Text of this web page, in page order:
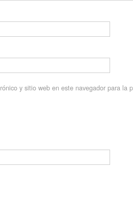
y sitio web en este navegador para la